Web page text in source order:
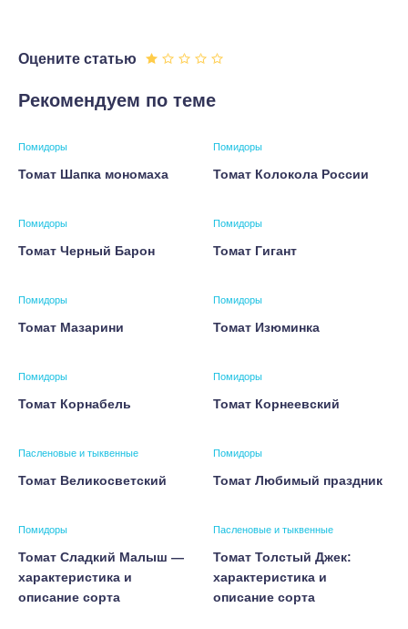
Оцените статью
Рекомендуем по теме
Помидоры
Томат Шапка мономаха
Помидоры
Томат Колокола России
Помидоры
Томат Черный Барон
Помидоры
Томат Гигант
Помидоры
Томат Мазарини
Помидоры
Томат Изюминка
Помидоры
Томат Корнабель
Помидоры
Томат Корнеевский
Пасленовые и тыквенные
Томат Великосветский
Помидоры
Томат Любимый праздник
Помидоры
Томат Сладкий Малыш —
характеристика и
описание сорта
Пасленовые и тыквенные
Томат Толстый Джек:
характеристика и
описание сорта